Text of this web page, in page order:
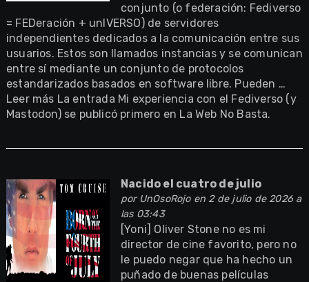
conjunto (o federación: Fediverso
= FEDeración + unIVERSO) de servidores
independientes dedicados a la comunicación entre sus
usuarios. Estos son llamados instancias y se comunican
entre sí mediante un conjunto de protocolos
estandarizados basados en software libre. Pueden …
Leer más La entrada Mi experiencia con el Fediverso (y
Mastodon) se publicó primero en La Web No Basta.
Nacido el cuatro de julio
por UnOsoRojoen 2 de julio de 2026 a
las 03:43
[Yoni] Oliver Stone no es mi
director de cine favorito, pero no
le puedo negar que ha hecho un
puñado de buenas películas